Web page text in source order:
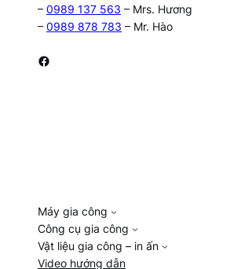
– 0989 137 563 – Mrs. Hương
– 0989 878 783 – Mr. Hào
Facebook
Máy gia công
Công cụ gia công
Vật liệu gia công – in ấn
Video hướng dẫn